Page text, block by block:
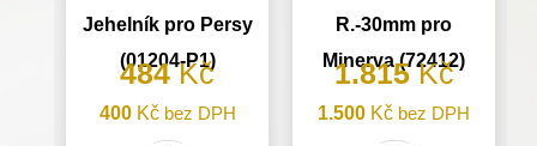
Jehelník pro Persy
(01204-P1)
484Kč
400 Kčbez DPH
R.-30mm pro
Minerva (72412)
1.815Kč
1.500 Kč bez DPH